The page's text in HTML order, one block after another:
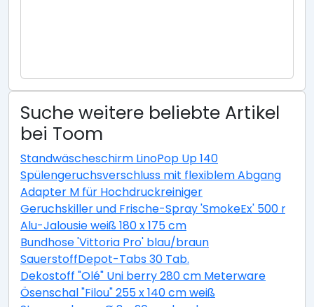
Suche weitere beliebte Artikel
bei Toom
Standwäscheschirm LinoPop Up 140
Spülengeruchsverschluss mit flexiblem Abgang
Adapter M für Hochdruckreiniger
Geruchskiller und Frische-Spray 'SmokeEx' 500 ml
Alu-Jalousie weiß 180 x 175 cm
Bundhose 'Vittoria Pro' blau/braun
SauerstoffDepot-Tabs 30 Tab.
Dekostoff "Olé" Uni berry 280 cm Meterware
Ösenschal "Filou" 255 x 140 cm weiß